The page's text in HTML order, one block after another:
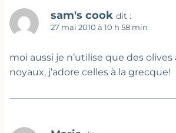
sam's cook dit :
27 mai 2010 à 10 h 58 min
moi aussi je n’utilise que des olives
noyaux, j’adore celles à la grecque!